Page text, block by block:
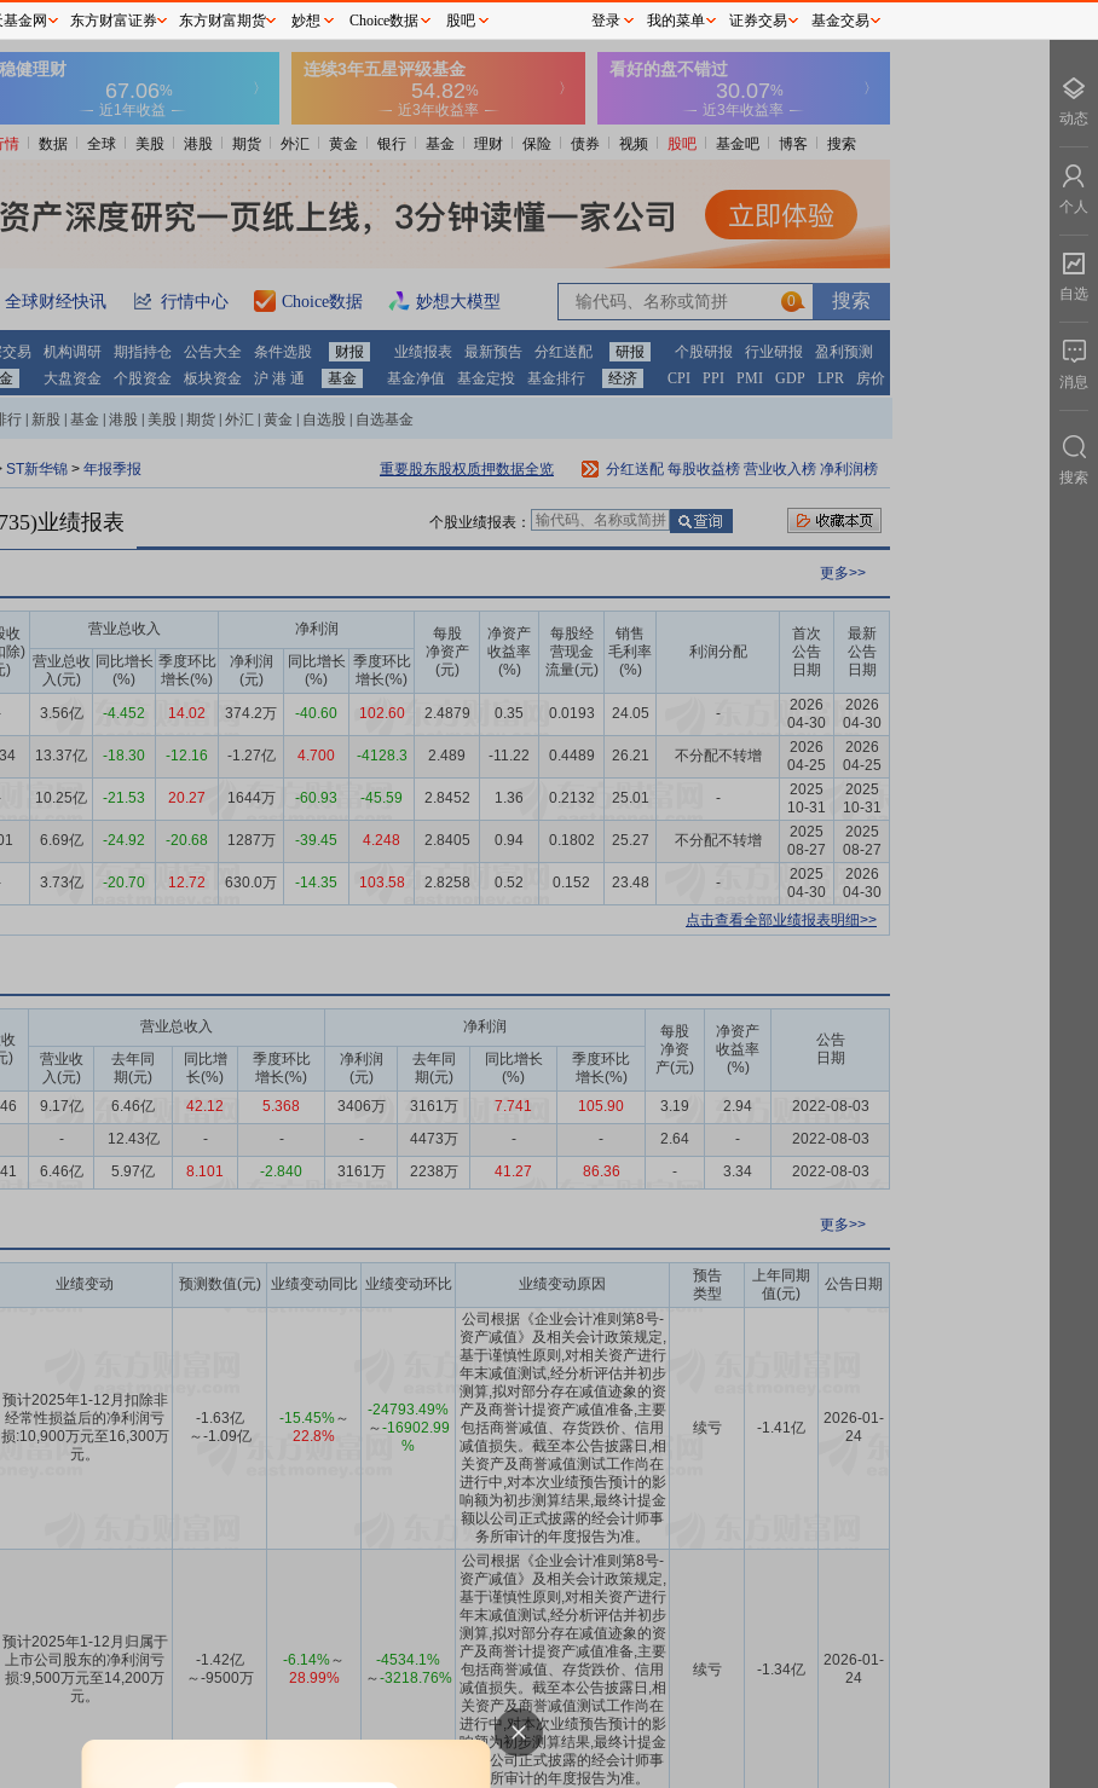
情 数据 全球 美股 港股 期货 外汇 黄金 银行 基金 理财 保险 债券 视频 股吧 基金吧 博客 搜索
全球财经快讯 行情中心 Choice数据 妙想大模型 0
易 机构调研 期指持仓 公告大全 条件选股 财报 业绩报表 最新预告 分红送配 研报 个股研报 行业研报
盈利预测
大盘资金 个股资金 板块资金 沪 港 通 基金 基金净值 基金定投 基金排行 经济 CPI PPI PMI GDP LPR 房价
行 新股 基金 港股 美股 期货 外汇 黄金 自选股 自选基金
ST新华锦 > 年报季报 重要股东股权质押数据全览 分红送配 每股收益榜 营业收入榜 净利润榜
业绩报表 个股业绩报表：
更多>>
收
除)
)
营业总收入 净利润
每股
净资产
(元)
净资产
收益率
(%)
每股经
营现金
流量(元)
销售
毛利率
(%)
利润分配
首次
公告
日期
最新
公告
日期
营业总收
入(元)
同比增长
(%)
季度环比
增长(%)
净利润
(元)
同比增长
(%)
季度环比
增长(%)
3.56亿 -4.452 14.02 374.2万 -40.60 102.60 2.4879 0.35 0.0193 24.05 -
2026
04-30
2026
04-30
13.37亿 -18.30 -12.16 -1.27亿 4.700 -4128.3 2.489 -11.22 0.4489 26.21 不分配不转增
2026
04-25
2026
04-25
10.25亿 -21.53 20.27 1644万 -60.93 -45.59 2.8452 1.36 0.2132 25.01 -
2025
10-31
2025
10-31
6.69亿 -24.92 -20.68 1287万 -39.45 4.248 2.8405 0.94 0.1802 25.27 不分配不转增
2025
08-27
2025
08-27
3.73亿 -20.70 12.72 630.0万 -14.35 103.58 2.8258 0.52 0.152 23.48 -
2025
04-30
2026
04-30
点击查看全部业绩报表明细>>
)
营业总收入 净利润
每股
净资
产(元)
净资产
收益率
(%)
公告
日期
营业收
入(元)
去年同
期(元)
同比增
长(%)
季度环比
增长(%)
净利润
(元)
去年同
期(元)
同比增长
(%)
季度环比
增长(%)
9.17亿 6.46亿 42.12 5.368 3406万 3161万 7.741 105.90 3.19 2.94
2022-08-03
- 12.43亿 - - - 4473万 - - 2.64 -
2022-08-03
6.46亿 5.97亿 8.101 -2.840 3161万 2238万 41.27 86.36 - 3.34 2022-08-03
更多>>
业绩变动 预测数值(元) 业绩变动同比 业绩变动环比 业绩变动原因
预告
类型
上年同期
值(元)
公告日期
预计2025年1-12月扣除非
经常性损益后的净利润亏
损:10,900万元至16,300万
元。
-1.63亿
～-1.09亿
-15.45%～
22.8%
-24793.49%
～-16902.99
%
公司根据《企业会计准则第8号-
资产减值》及相关会计政策规定,
基于谨慎性原则,对相关资产进行
年末减值测试,经分析评估并初步
测算,拟对部分存在减值迹象的资
产及商誉计提资产减值准备,主要
包括商誉减值、存货跌价、信用
减值损失。截至本公告披露日,相
关资产及商誉减值测试工作尚在
进行中,对本次业绩预告预计的影
响额为初步测算结果,最终计提金
额以公司正式披露的经会计师事
务所审计的年度报告为准。
续亏 -1.41亿
2026-01-
24
预计2025年1-12月归属于
上市公司股东的净利润亏
损:9,500万元至14,200万
元。
-1.42亿
～-9500万
-6.14%～
28.99%
-4534.1%
～-3218.76%
公司根据《企业会计准则第8号-
资产减值》及相关会计政策规定,
基于谨慎性原则,对相关资产进行
年末减值测试,经分析评估并初步
测算,拟对部分存在减值迹象的资
产及商誉计提资产减值准备,主要
包括商誉减值、存货跌价、信用
减值损失。截至本公告披露日,相
关资产及商誉减值测试工作尚在
进行中,对本次业绩预告预计的影
响额为初步测算结果,最终计提金
额以公司正式披露的经会计师事
务所审计的年度报告为准。
续亏 -1.34亿
2026-01-
24
基金网 东方财富证券 东方财富期货 妙想 Choice数据 股吧 登录 我的菜单 证券交易 基金交易
动态
个人
自选
消息
搜索